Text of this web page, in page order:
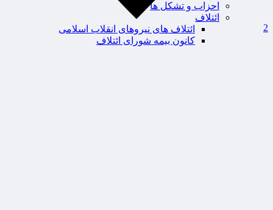
احزاب و تشکل ها
ائتلاف
ائتلاف های نیروهای انقلاب اسلامی
کانون بیمه شورای ائتلاف
2